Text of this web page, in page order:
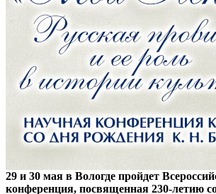
29 и 30 мая в Вологде пройдет
конференция, посвященная 230-летию